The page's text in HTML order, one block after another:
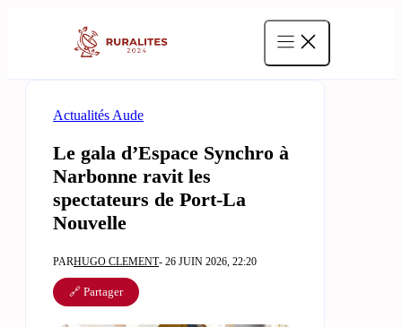
Actualités Aude
Le gala d’Espace Synchro à
Narbonne ravit les
spectateurs de Port-La
Nouvelle
PARHUGO CLEMENT- 26 JUIN 2026, 22:20
🔗 Partager